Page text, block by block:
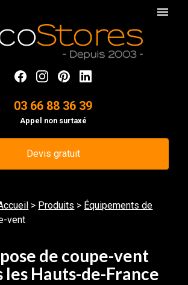
menu
03 66 88 36 39
Appel non surtaxé
Devis gratuit
> Produits > Équipements de
vent
de coupe-vent
les Hauts-de-France